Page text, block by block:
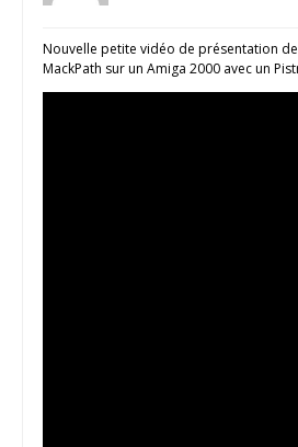
Nouvelle petite vidéo de présentation
MackPath sur un Amiga 2000 avec un